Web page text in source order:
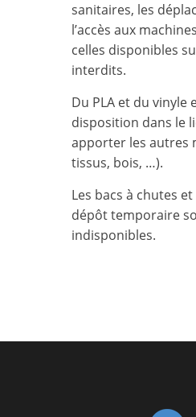
sanitaires, les
l’accès aux
celles disponibles
interdits.
Du PLA et du vinyle
disposition dans le
apporter les autres
tissus, bois, …).
Les bacs à chutes
dépôt temporaire
indisponibles.